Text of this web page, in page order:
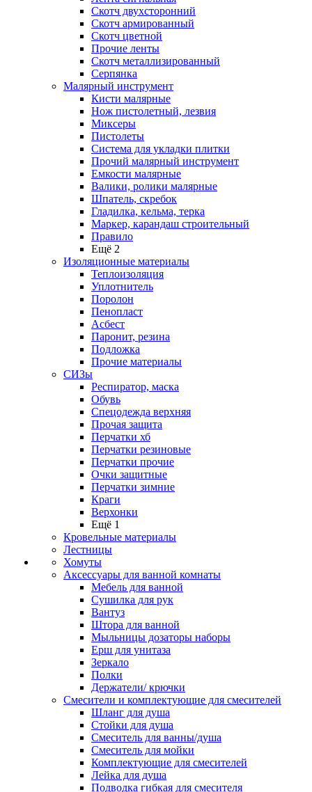
Скотч двухсторонний
Скотч армированный
Скотч цветной
Прочие ленты
Скотч металлизированный
Серпянка
Малярный инструмент
Кисти малярные
Нож пистолетный, лезвия
Миксеры
Пистолеты
Система для укладки плитки
Прочий малярный инструмент
Емкости малярные
Валики, ролики малярные
Шпатель, скребок
Гладилка, кельма, терка
Маркер, карандаш строительный
Правило
Ещё 2
Изоляционные материалы
Теплоизоляция
Уплотнитель
Поролон
Пенопласт
Асбест
Паронит, резина
Подложка
Прочие материалы
СИЗы
Респиратор, маска
Обувь
Спецодежда верхняя
Прочая защита
Перчатки хб
Перчатки резиновые
Перчатки прочие
Очки защитные
Перчатки зимние
Краги
Верхонки
Ещё 1
Кровельные материалы
Лестницы
Хомуты
Аксессуары для ванной комнаты
Мебель для ванной
Сушилка для рук
Вантуз
Штора для ванной
Мыльницы дозаторы наборы
Ерш для унитаза
Зеркало
Полки
Держатели/ крючки
Смесители и комплектующие для смесителей
Шланг для душа
Стойки для душа
Смеситель для ванны/душа
Смеситель для мойки
Комплектующие для смесителей
Лейка для душа
Подводка гибкая для смесителя